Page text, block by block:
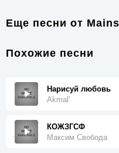
Еще песни от
Похожие песни
Нарисуй любовь
Akmal'
КОЖЗГСФ
Максим Свобода